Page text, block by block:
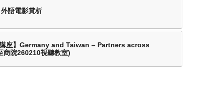
語電影賞析
座】Germany and Taiwan – Partners across
院260210視聽教室)